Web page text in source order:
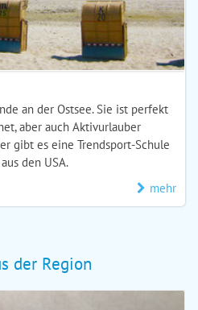
an der Ostsee. Sie ist perfekt
aber auch Aktivurlauber
gibt es eine Trendsport-Schule
den USA.
mehr
der Region